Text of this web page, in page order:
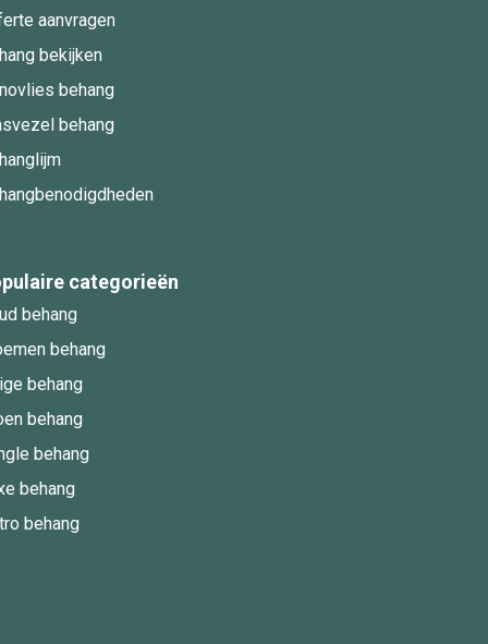
aanvragen
bekijken
behang
behang
categorieën
behang
behang
behang
behang
behang
behang
behang